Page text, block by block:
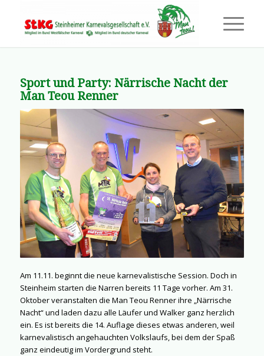
Sport und Party: Närrische Nacht der
Man Teou Renner
Am 11.11. beginnt die neue karnevalistische Session. Doch in
Steinheim starten die Narren bereits 11 Tage vorher. Am 31.
Oktober veranstalten die Man Teou Renner ihre „Närrische
Nacht“ und laden dazu alle Läufer und Walker ganz herzlich
ein. Es ist bereits die 14. Auflage dieses etwas anderen, weil
karnevalistisch angehauchten Volkslaufs, bei dem der Spaß
ganz eindeutig im Vordergrund steht.